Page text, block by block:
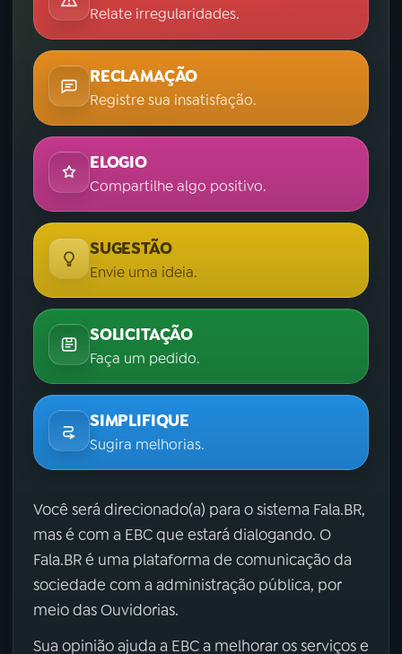
Relate irregularidades.
RECLAMAÇÃO
Registre sua insatisfação.
ELOGIO
Compartilhe algo positivo.
SUGESTÃO
Envie uma ideia.
SOLICITAÇÃO
Faça um pedido.
SIMPLIFIQUE
Sugira melhorias.
Você será direcionado(a) para o sistema Fala.BR,
mas é com a EBC que estará dialogando. O
Fala.BR é uma plataforma de comunicação da
sociedade com a administração pública, por
meio das Ouvidorias.
Sua opinião ajuda a EBC a melhorar os serviços e